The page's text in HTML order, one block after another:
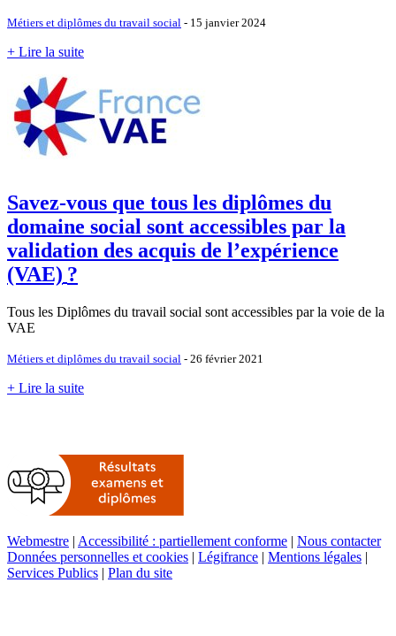
Métiers et diplômes du travail social - 15 janvier 2024
+ Lire la suite
Savez-vous que tous les diplômes du
domaine social sont accessibles par la
validation des acquis de l’expérience
(VAE) ?
Tous les Diplômes du travail social sont accessibles par la voie de la
VAE
Métiers et diplômes du travail social - 26 février 2021
+ Lire la suite
Webmestre | Accessibilité : partiellement conforme | Nous contacter
Données personnelles et cookies | Légifrance | Mentions légales |
Services Publics | Plan du site